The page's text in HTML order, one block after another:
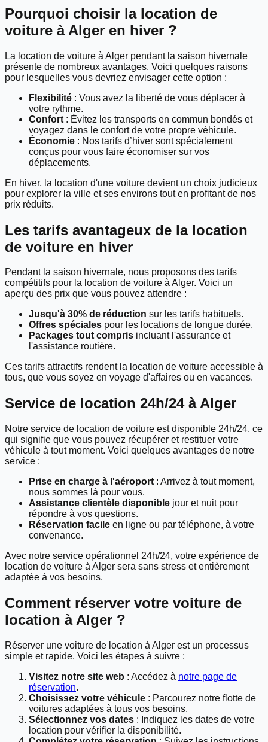
Pourquoi choisir la location de
voiture à Alger en hiver ?
La location de voiture à Alger pendant la saison hivernale
présente de nombreux avantages. Voici quelques raisons
pour lesquelles vous devriez envisager cette option :
Flexibilité : Vous avez la liberté de vous déplacer à
votre rythme.
Confort : Évitez les transports en commun bondés et
voyagez dans le confort de votre propre véhicule.
Économie : Nos tarifs d’hiver sont spécialement
conçus pour vous faire économiser sur vos
déplacements.
En hiver, la location d'une voiture devient un choix judicieux
pour explorer la ville et ses environs tout en profitant de nos
prix réduits.
Les tarifs avantageux de la location
de voiture en hiver
Pendant la saison hivernale, nous proposons des tarifs
compétitifs pour la location de voiture à Alger. Voici un
aperçu des prix que vous pouvez attendre :
Jusqu'à 30% de réduction sur les tarifs habituels.
Offres spéciales pour les locations de longue durée.
Packages tout compris incluant l'assurance et
l'assistance routière.
Ces tarifs attractifs rendent la location de voiture accessible à
tous, que vous soyez en voyage d'affaires ou en vacances.
Service de location 24h/24 à Alger
Notre service de location de voiture est disponible 24h/24, ce
qui signifie que vous pouvez récupérer et restituer votre
véhicule à tout moment. Voici quelques avantages de notre
service :
Prise en charge à l'aéroport : Arrivez à tout moment,
nous sommes là pour vous.
Assistance clientèle disponible jour et nuit pour
répondre à vos questions.
Réservation facile en ligne ou par téléphone, à votre
convenance.
Avec notre service opérationnel 24h/24, votre expérience de
location de voiture à Alger sera sans stress et entièrement
adaptée à vos besoins.
Comment réserver votre voiture de
location à Alger ?
Réserver une voiture de location à Alger est un processus
simple et rapide. Voici les étapes à suivre :
Visitez notre site web : Accédez à notre page de
réservation.
Choisissez votre véhicule : Parcourez notre flotte de
voitures adaptées à tous vos besoins.
Sélectionnez vos dates : Indiquez les dates de votre
location pour vérifier la disponibilité.